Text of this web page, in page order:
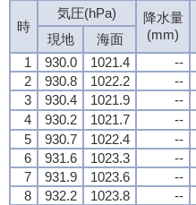
時
気圧(hPa)
降水量
(mm)
現地
海面
1
930.0 1021.4 --
2
930.8 1022.2 --
3
930.4 1021.9 --
4
930.2 1021.7 --
5
930.7 1022.4 --
6
931.6 1023.3 --
7
931.9 1023.6 --
8
932.2 1023.8 --
時
気圧(hPa)
降水量
(mm)
現地
海面
1
930.0 1021.4 --
2
930.8 1022.2 --
3
930.4 1021.9 --
4
930.2 1021.7 --
5
930.7 1022.4 --
6
931.6 1023.3 --
7
931.9 1023.6 --
8
932.2 1023.8 --
時
気圧(hPa)
降水量
(mm)
現地
海面
1
930.0 1021.4 --
2
930.8 1022.2 --
3
930.4 1021.9 --
4
930.2 1021.7 --
5
930.7 1022.4 --
6
931.6 1023.3 --
7
931.9 1023.6 --
8
932.2 1023.8 --
時
気圧(hPa)
降水量
(mm)
現地
海面
1
930.0 1021.4 --
2
930.8 1022.2 --
3
930.4 1021.9 --
4
930.2 1021.7 --
5
930.7 1022.4 --
6
931.6 1023.3 --
7
931.9 1023.6 --
8
932.2 1023.8 --